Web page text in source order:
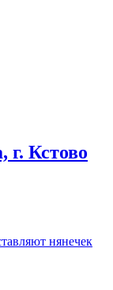
г. Кстово
нянечек